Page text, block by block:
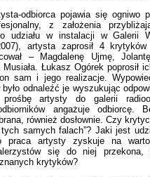
odbiorca pojawia się ogniwo
z założenia
udziału w instalacji w Galerii
artysta zaprosił 4
– Magdalenę Ujmę,
Łukasz Ogórek poprosił
sam i jego realizacje.
odnaleźć je wyszukując
prośbę artysty do galerii
angażuje odbiorcę.
również dosłownie. Czy
samych falach”? Jaki jest
praca artysty zyskuje na
się do niej przekona,
krytyków?